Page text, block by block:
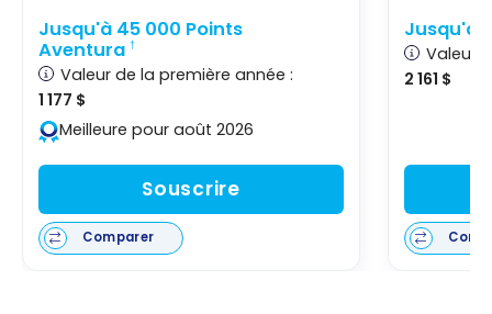
Jusqu'à 45 000 Points
Aventura†
Valeur de la première année :
1 177 $
Meilleure pour août 2026
Souscrire
Comparer
Jusqu'à
Valeur
2 161 $